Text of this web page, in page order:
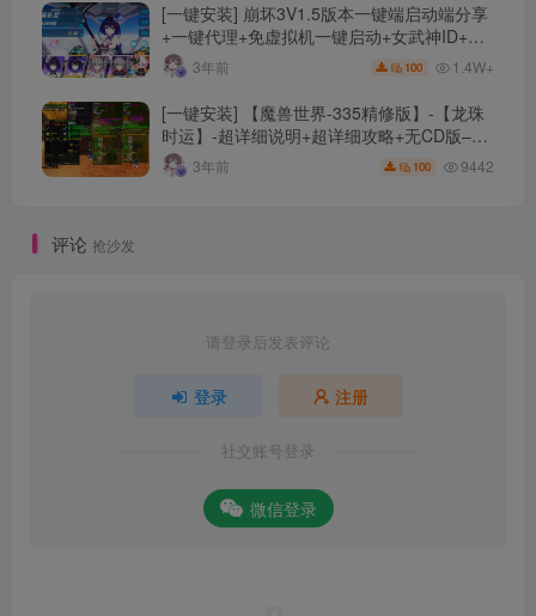
[一键安装] 崩坏3V1.5版本一键端启动端分享
+一键代理+免虚拟机一键启动+女武神ID+详
细指令+极简一键修改
3年前 100 1.4W+
[一键安装] 【魔兽世界-335精修版】-【龙珠
时运】-超详细说明+超详细攻略+无CD版–精
修版本-站长推荐+站长亲测
3年前 100 9442
评论 抢沙发
请登录后发表评论
登录 注册
社交账号登录
微信登录